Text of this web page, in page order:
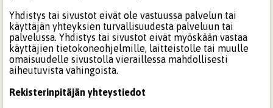
Yhdistys tai sivustot eivät ole vastuussa palvelun tai
käyttäjän yhteyksien turvallisuudesta palveluun tai
palvelussa. Yhdistys tai sivustot eivät myöskään vastaa
käyttäjien tietokoneohjelmille, laitteistolle tai muulle
omaisuudelle sivustolla vieraillessa mahdollisesti
aiheutuvista vahingoista.
Rekisterinpitäjän yhteystiedot